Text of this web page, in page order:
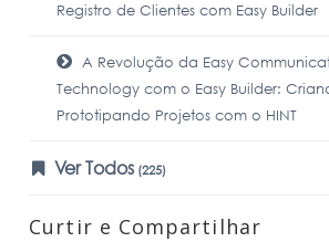
Registro de Clientes com Easy Builder
A Revolução da Easy
Technology com o Easy Builder:
Prototipando Projetos com o HINT
Ver Todos (225)
Curtir e Compartilhar